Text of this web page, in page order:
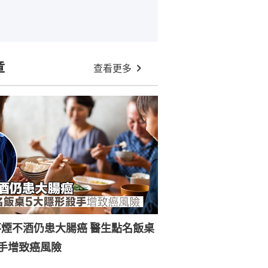
查看更多
不酒仍患大腸癌 醫生點名飯桌
增致癌風險